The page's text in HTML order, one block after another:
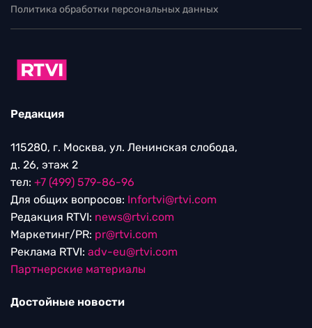
Политика обработки персональных данных
Редакция
115280, г. Москва, ул. Ленинская слобода,
д. 26, этаж 2
тел: +7 (499) 579-86-96
Для общих вопросов: Infortvi@rtvi.com
Редакция RTVI: news@rtvi.com
Маркетинг/PR: pr@rtvi.com
Реклама RTVI: adv-eu@rtvi.com
Партнерские материалы
Достойные новости